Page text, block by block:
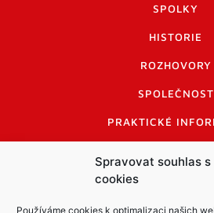
Spravovat souhlas s
cookies
Používáme cookies k optimalizaci našich
SPOLKY
HISTORIE
ROZHOVORY
SPOLEČNOST
PRAKTICKÉ
INFORMACE A KODEX
LOGO A LOGO